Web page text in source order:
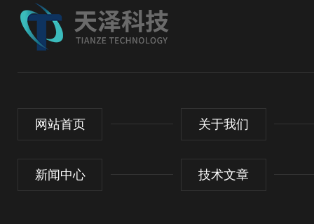
网站首页 关于我们
新闻中心 技术文章